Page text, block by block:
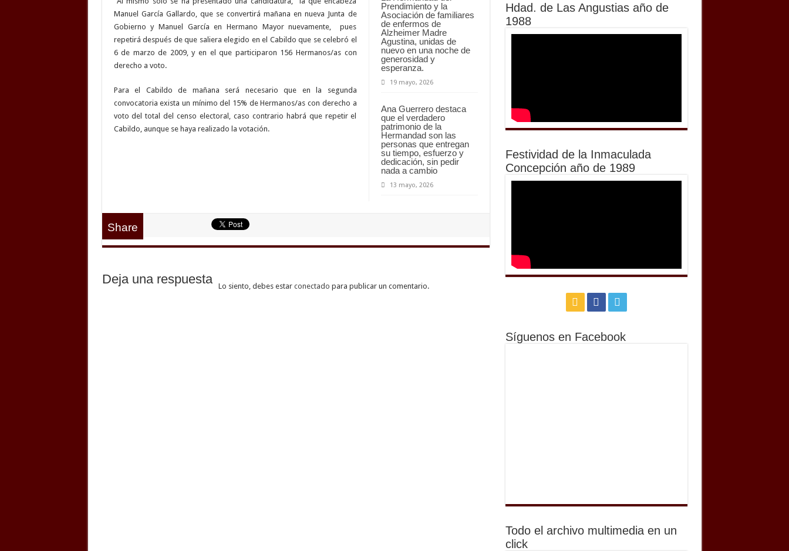
Prendimiento y la
Asociación de familiares
de enfermos de
Alzheimer Madre
Agustina, unidas de
nuevo en una noche de
generosidad y
esperanza.
19 mayo, 2026
Ana Guerrero destaca
que el verdadero
patrimonio de la
Hermandad son las
personas que entregan
su tiempo, esfuerzo y
dedicación, sin pedir
nada a cambio
13 mayo, 2026
Manuel García Gallardo, que se convertirá mañana en nueva Junta de
Gobierno y Manuel García en Hermano Mayor nuevamente, pues
repetirá después de que saliera elegido en el Cabildo que se celebró el
6 de marzo de 2009, y en el que participaron 156 Hermanos/as con
derecho a voto.
Para el Cabildo de mañana será necesario que en la segunda
convocatoria exista un mínimo del 15% de Hermanos/as con derecho a
voto del total del censo electoral, caso contrario habrá que repetir el
Cabildo, aunque se haya realizado la votación.
Share
Deja una respuesta Lo siento, debes estar conectado para publicar un comentario.
Hdad. de Las Angustias año de
1988
Festividad de la Inmaculada
Concepción año de 1989
Síguenos en Facebook
Todo el archivo multimedia en un
click